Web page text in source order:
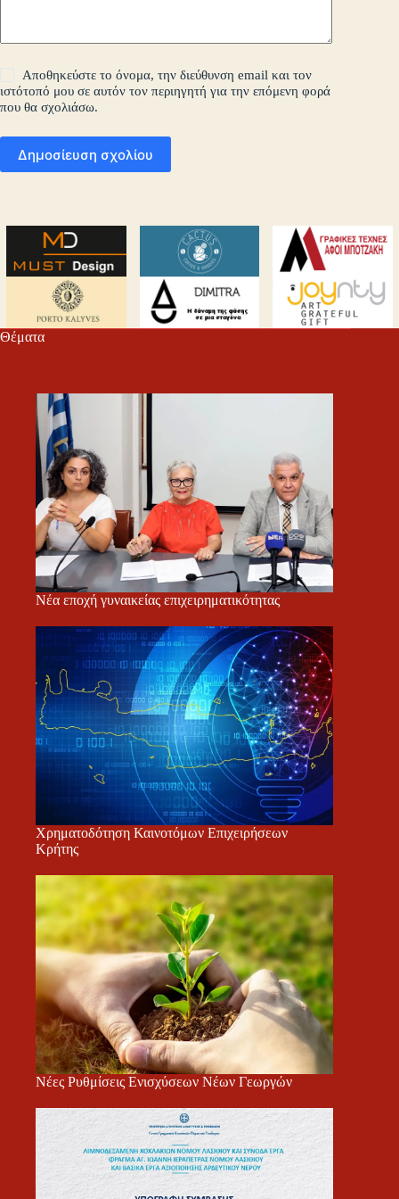
Αποθηκεύστε το όνομα, την διεύθυνση email και τον
ιστότοπό μου σε αυτόν τον περιηγητή για την επόμενη φορά
που θα σχολιάσω.
Δημοσίευση σχολίου
Θέματα
Νέα εποχή γυναικείας επιχειρηματικότητας
Χρηματοδότηση Καινοτόμων Επιχειρήσεων
Κρήτης
Νέες Ρυθμίσεις Ενισχύσεων Νέων Γεωργών